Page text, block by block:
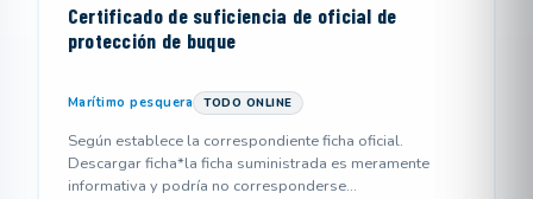
Certificado de suficiencia de oficial de
protección de buque
Marítimo pesquera TODO ONLINE
Según establece la correspondiente ficha oficial.
Descargar ficha*la ficha suministrada es meramente
informativa y podría no corresponderse...